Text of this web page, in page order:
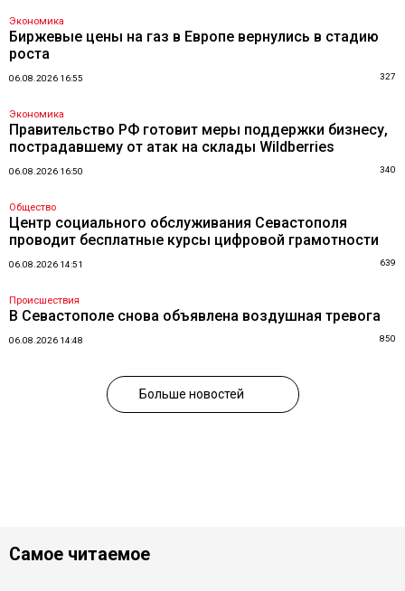
Экономика
Биржевые цены на газ в Европе вернулись в стадию
роста
06.08.2026 16:55 327
Экономика
Правительство РФ готовит меры поддержки бизнесу,
пострадавшему от атак на склады Wildberries
06.08.2026 16:50 340
Общество
Центр социального обслуживания Севастополя
проводит бесплатные курсы цифровой грамотности
06.08.2026 14:51 639
Происшествия
В Севастополе снова объявлена воздушная тревога
06.08.2026 14:48 850
Больше новостей
Самое читаемое